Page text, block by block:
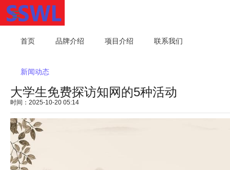
首页 品牌介绍 项目介绍 联系我们
新闻动态
大学生免费探访知网的5种活动
时间：2025-10-20 05:14